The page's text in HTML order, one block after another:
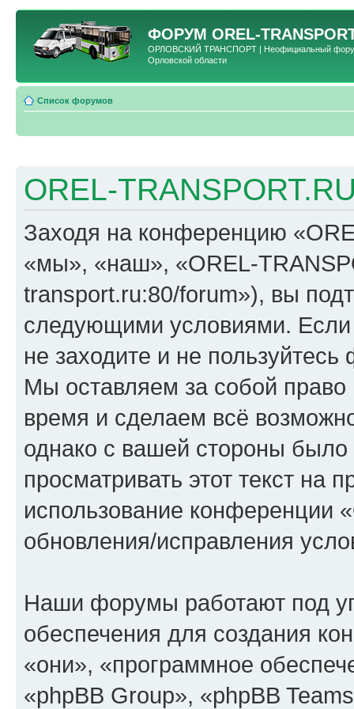
ФОРУМ OREL-
ОРЛОВСКИЙ ТРАНСПОРТ | Неофициальный форум
Орловской области
Список форумов
OREL-
Заходя на конференцию
«мы», «наш», «OREL-
transport.ru:80/forum»), вы
следующими условиями.
не заходите и не
Мы оставляем за собой
время и сделаем всё
однако с вашей стороны
просматривать этот текст на
использование конференции
обновления/исправления
Наши форумы работают под
обеспечения для создания
«они», «программное
«phpBB Group», «phpBB